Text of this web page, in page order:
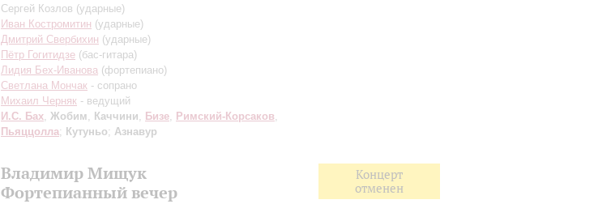
Сергей Козлов (ударные)
Иван Костромитин (ударные)
Дмитрий Свербихин (ударные)
Пётр Гогитидзе (бас-гитара)
Лидия Бех-Иванова (фортепиано)
Светлана Мончак - сопрано
Михаил Черняк - ведущий
И.С. Бах, Жобим, Каччини, Бизе, Римский-Корсаков,
Пьяццолла; Кутуньо; Азнавур
Владимир Мищук
Фортепианный вечер
Концерт
отменен